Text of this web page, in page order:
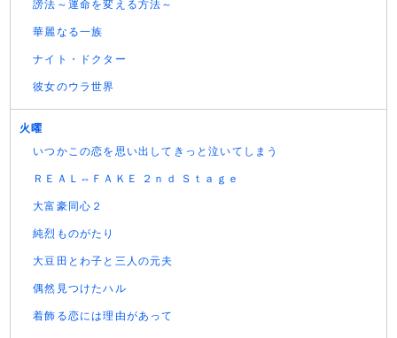
謗法～運命を変える方法～
華麗なる一族
ナイト・ドクター
彼女のウラ世界
火曜
いつかこの恋を思い出してきっと泣いてしまう
ＲＥＡＬ⇔ＦＡＫＥ ２ｎｄ Ｓｔａｇｅ
大富豪同心２
純烈ものがたり
大豆田とわ子と三人の元夫
偶然見つけたハル
着飾る恋には理由があって